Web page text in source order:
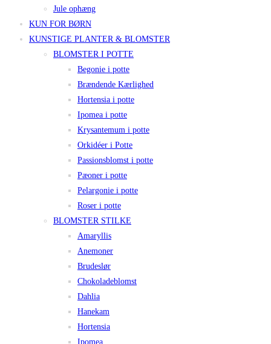
Jule ophæng
KUN FOR BØRN
KUNSTIGE PLANTER & BLOMSTER
BLOMSTER I POTTE
Begonie i potte
Brændende Kærlighed
Hortensia i potte
Ipomea i potte
Krysantemum i potte
Orkidéer i Potte
Passionsblomst i potte
Pæoner i potte
Pelargonie i potte
Roser i potte
BLOMSTER STILKE
Amaryllis
Anemoner
Brudeslør
Chokoladeblomst
Dahlia
Hanekam
Hortensia
Ipomea